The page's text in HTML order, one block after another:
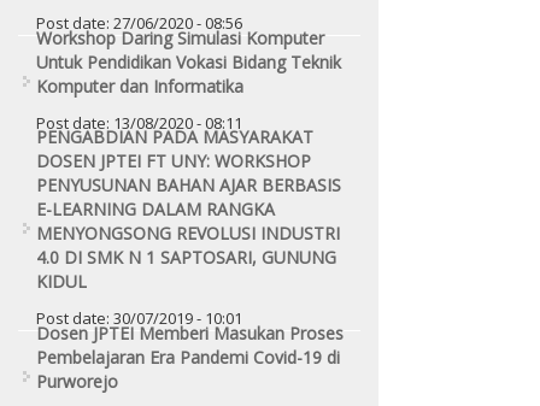
Post date: 27/06/2020 - 08:56
Workshop Daring Simulasi Komputer
Untuk Pendidikan Vokasi Bidang Teknik
Komputer dan Informatika
Post date: 13/08/2020 - 08:11
PENGABDIAN PADA MASYARAKAT
DOSEN JPTEI FT UNY: WORKSHOP
PENYUSUNAN BAHAN AJAR BERBASIS
E-LEARNING DALAM RANGKA
MENYONGSONG REVOLUSI INDUSTRI
4.0 DI SMK N 1 SAPTOSARI, GUNUNG
KIDUL
Post date: 30/07/2019 - 10:01
Dosen JPTEI Memberi Masukan Proses
Pembelajaran Era Pandemi Covid-19 di
Purworejo